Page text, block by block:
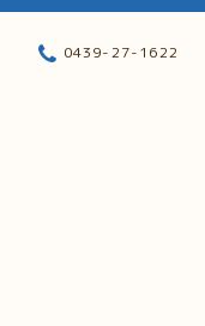
0439-27-1622